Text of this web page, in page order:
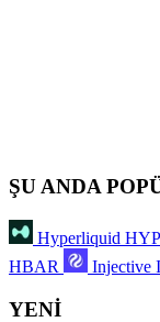
ŞU ANDA
Hyperliquid
HBAR
Injective
YENİ